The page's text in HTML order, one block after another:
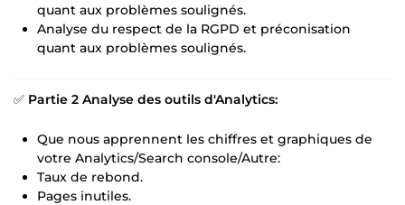
quant aux problèmes soulignés.
Analyse du respect de la RGPD et préconisation
quant aux problèmes soulignés.
✅ Partie 2 Analyse des outils d'Analytics:
Que nous apprennent les chiffres et graphiques de
votre Analytics/Search console/Autre:
Taux de rebond.
Pages inutiles.